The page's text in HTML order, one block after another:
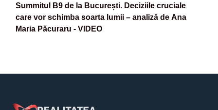
Summitul B9 de la București. Deciziile cruciale
care vor schimba soarta lumii – analiză de Ana
Maria Păcuraru - VIDEO